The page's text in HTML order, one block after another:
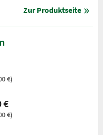
Zur Produktseite
€)
€
€)